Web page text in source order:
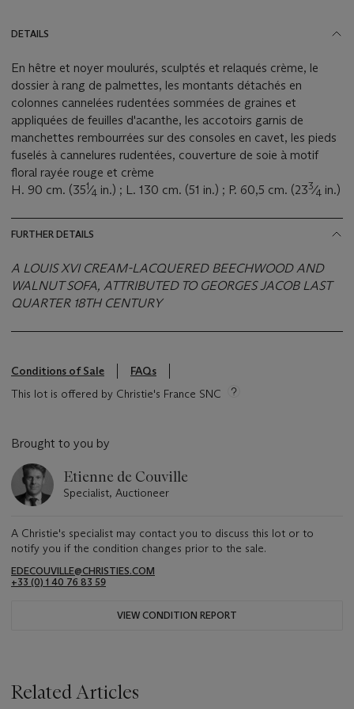
DETAILS
En hêtre et noyer moulurés, sculptés et relaqués crème, le
dossier à rang de palmettes, les montants détachés en
colonnes cannelées rudentées sommées de graines et
appliquées de feuilles d'acanthe, les accotoirs garnis de
manchettes rembourrées sur des consoles en cavet, les pieds
fuselés à cannelures rudentées, couverture de soie à motif
floral rayée rouge et crème
H. 90 cm. (351⁄4 in.) ; L. 130 cm. (51 in.) ; P. 60,5 cm. (233⁄4 in.)
FURTHER DETAILS
A LOUIS XVI CREAM-LACQUERED BEECHWOOD AND
WALNUT SOFA, ATTRIBUTED TO GEORGES JACOB LAST
QUARTER 18TH CENTURY
Conditions of Sale
FAQs
This lot is offered by Christie's France SNC
Brought to you by
Etienne de Couville
Specialist, Auctioneer
A Christie's specialist may contact you to discuss this lot or to
notify you if the condition changes prior to the sale.
EDECOUVILLE@CHRISTIES.COM
+33 (0) 1 40 76 83 59
VIEW CONDITION REPORT
Related Articles